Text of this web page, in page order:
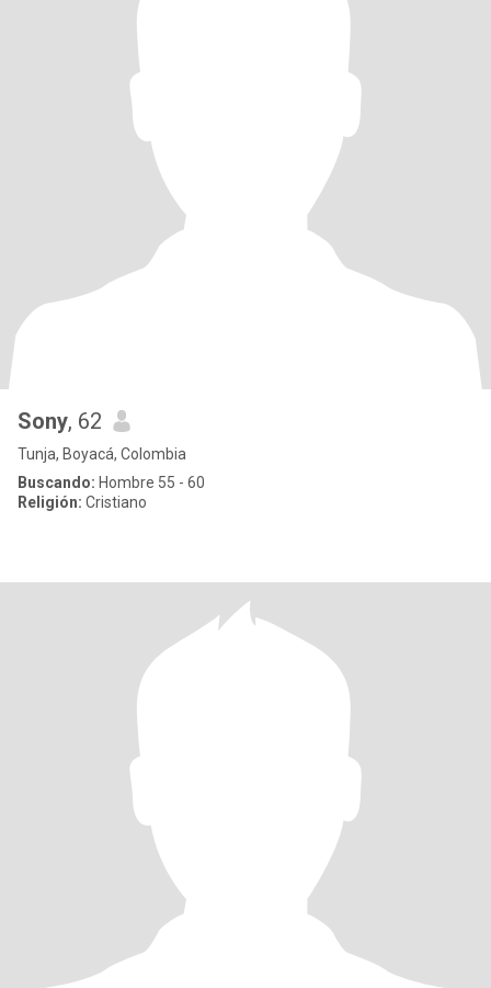
Sony, 62
Tunja, Boyacá, Colombia
Buscando: Hombre 55 - 60
Religión: Cristiano